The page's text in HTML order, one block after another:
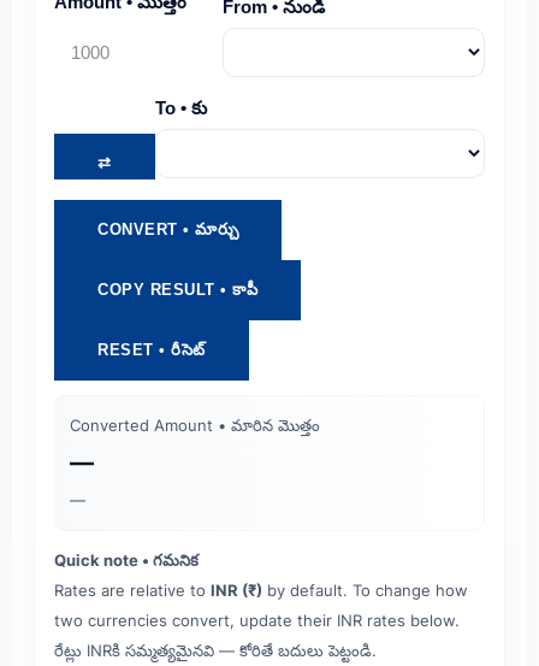
From • నుండి
⇄
To • కు
CONVERT • మార్చు
COPY RESULT • కాపీ
RESET • రీసెట్
Converted Amount • మారిన మొత్తం
—
—
Quick note • గమనిక
Rates are relative to INR (₹) by default. To change how
two currencies convert, update their INR rates below.
రేట్లు INRకి సమ్మత్యమైనవి — కోరితే బదులు పెట్టండి.